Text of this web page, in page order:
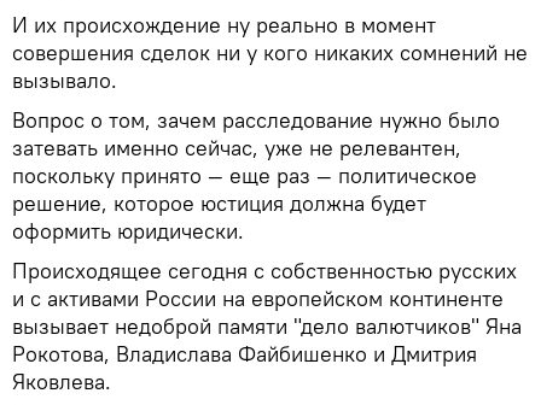
И их происхождение ну реально в момент
совершения сделок ни у кого никаких сомнений не
вызывало.
Вопрос о том, зачем расследование нужно было
затевать именно сейчас, уже не релевантен,
поскольку принято — еще раз — политическое
решение, которое юстиция должна будет
оформить юридически.
Происходящее сегодня с собственностью русских
и с активами России на европейском континенте
вызывает недоброй памяти "дело валютчиков" Яна
Рокотова, Владислава Файбишенко и Дмитрия
Яковлева.